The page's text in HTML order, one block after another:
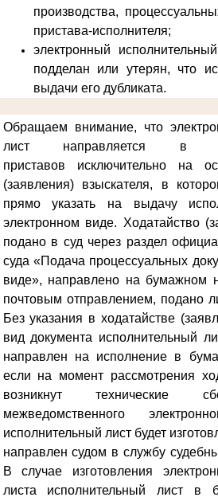
производства,
пристава-исполнителя;
электронный
подделан или утерян, что
выдачи его дубликата.
Обращаем внимание, что
лист направляется в
приставов исключительно на
(заявления) взыскателя, в
прямо указать на выдачу
электронном виде. Ходатайство
подано в суд через раздел
суда «Подача процессуальных
виде», направлено на бумажном
почтовым отправлением, подано
Без указания в ходатайстве
вид документа исполнительный
направлен на исполнение в
если на момент рассмотрения
возникнут
межведомственного
исполнительный лист будет
направлен судом в службу
В случае изготовления
листа исполнительный лист в